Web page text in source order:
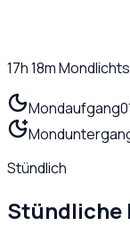
17h 18m
Mondaufgang
Stündlich
Stündliche